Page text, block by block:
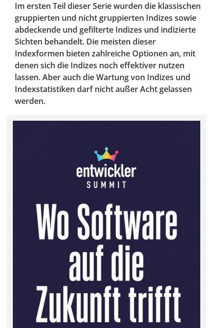
Im ersten Teil dieser Serie wurden die klassischen
gruppierten und nicht gruppierten Indizes sowie
abdeckende und gefilterte Indizes und indizierte
Sichten behandelt. Die meisten dieser
Indexformen bieten zahlreiche Optionen an, mit
denen sich die Indizes noch effektiver nutzen
lassen. Aber auch die Wartung von Indizes und
Indexstatistiken darf nicht außer Acht gelassen
werden.